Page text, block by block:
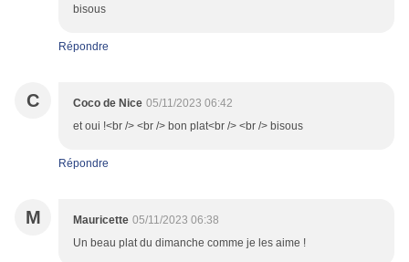
bisous
Répondre
C Coco de Nice 05/11/2023 06:42
et oui !<br /> <br /> bon plat<br /> <br /> bisous
Répondre
M Mauricette 05/11/2023 06:38
Un beau plat du dimanche comme je les aime !